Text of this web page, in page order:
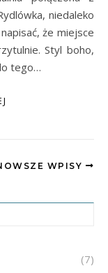
niedaleko
że miejsce
Styl boho,
tego…
WPISY
(7)